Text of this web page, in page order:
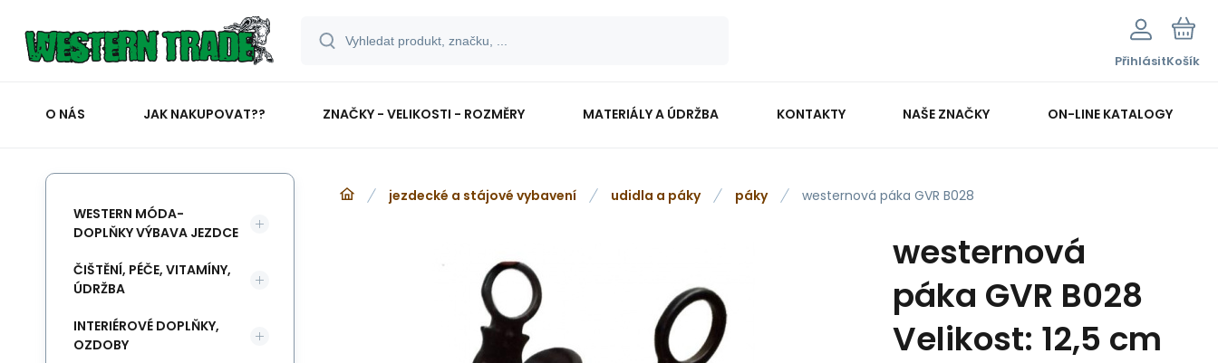
PřihlásitKošík
O NÁS JAK NAKUPOVAT?? ZNAČKY - VELIKOSTI - ROZMĚRY MATERIÁLY A ÚDRŽBA KONTAKTY NAŠE ZNAČKY ON-LINE KATALOGY
jezdecké a stájové vybavení udidla a páky páky westernová páka GVR B028
westernová
páka GVR B028
Velikost: 12,5 cm
WESTERN MÓDA-
DOPLŇKY VÝBAVA JEZDCE
ČIŠTĚNÍ, PÉČE, VITAMÍNY,
ÚDRŽBA
INTERIÉROVÉ DOPLŇKY,
OZDOBY